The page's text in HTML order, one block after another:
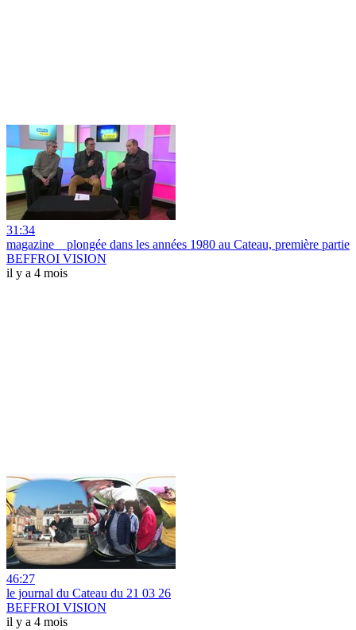
31:34
magazine _ plongée dans les années 1980 au Cateau, première partie
BEFFROI VISION
il y a 4 mois
46:27
le journal du Cateau du 21 03 26
BEFFROI VISION
il y a 4 mois